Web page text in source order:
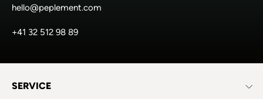
hello@peplement.com
+41 32 512 98 89
SERVICE